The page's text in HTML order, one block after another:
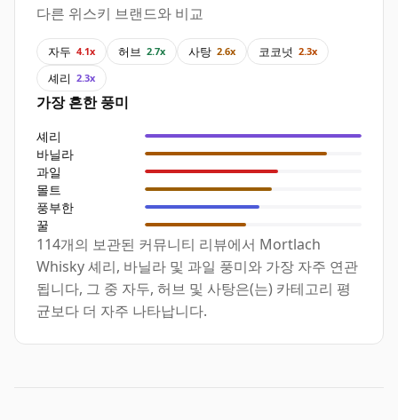
다른 위스키 브랜드와 비교
자두 4.1x 허브 2.7x 사탕 2.6x 코코넛 2.3x
셰리 2.3x
가장 흔한 풍미
셰리
바닐라
과일
몰트
풍부한
꿀
114개의 보관된 커뮤니티 리뷰에서 Mortlach
Whisky 셰리, 바닐라 및 과일 풍미와 가장 자주 연관
됩니다, 그 중 자두, 허브 및 사탕은(는) 카테고리 평
균보다 더 자주 나타납니다.